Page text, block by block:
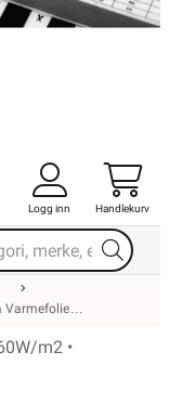
Logg inn Handlekurv
Varmefolie
m2 •